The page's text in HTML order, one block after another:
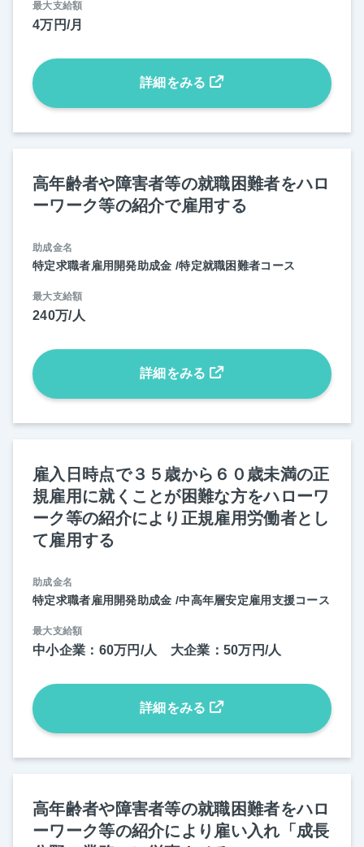
最大支給額
4万円/月
詳細をみる
高年齢者や障害者等の就職困難者をハロ
ーワーク等の紹介で雇用する
助成金名
特定求職者雇用開発助成金 /特定就職困難者コース
最大支給額
240万/人
詳細をみる
雇入日時点で３５歳から６０歳未満の正
規雇用に就くことが困難な方をハローワ
ーク等の紹介により正規雇用労働者とし
て雇用する
助成金名
特定求職者雇用開発助成金 /中高年層安定雇用支援コース
最大支給額
中小企業：60万円/人 大企業：50万円/人
詳細をみる
高年齢者や障害者等の就職困難者をハロ
ーワーク等の紹介により雇い入れ「成長